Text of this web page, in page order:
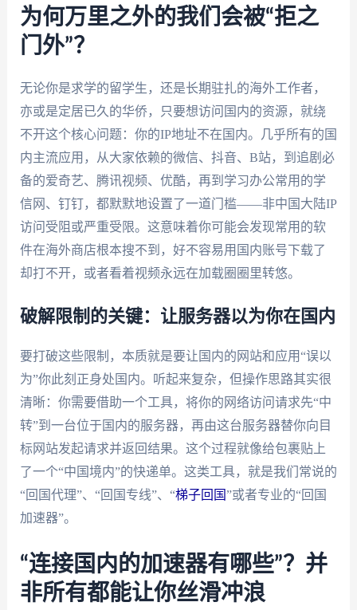
为何万里之外的我们会被“拒之
门外”？
无论你是求学的留学生，还是长期驻扎的海外工作者，
亦或是定居已久的华侨，只要想访问国内的资源，就绕
不开这个核心问题：你的IP地址不在国内。几乎所有的国
内主流应用，从大家依赖的微信、抖音、B站，到追剧必
备的爱奇艺、腾讯视频、优酷，再到学习办公常用的学
信网、钉钉，都默默地设置了一道门槛——非中国大陆IP
访问受阻或严重受限。这意味着你可能会发现常用的软
件在海外商店根本搜不到，好不容易用国内账号下载了
却打不开，或者看着视频永远在加载圈圈里转悠。
破解限制的关键：让服务器以为你在国内
要打破这些限制，本质就是要让国内的网站和应用“误以
为”你此刻正身处国内。听起来复杂，但操作思路其实很
清晰：你需要借助一个工具，将你的网络访问请求先“中
转”到一台位于国内的服务器，再由这台服务器替你向目
标网站发起请求并返回结果。这个过程就像给包裹贴上
了一个“中国境内”的快递单。这类工具，就是我们常说的
“回国代理”、“回国专线”、“梯子回国”或者专业的“回国
加速器”。
“连接国内的加速器有哪些”？并
非所有都能让你丝滑冲浪